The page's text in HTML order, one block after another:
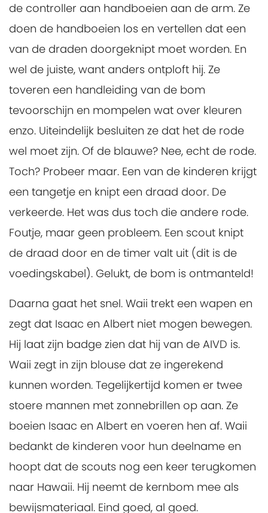
de controller aan handboeien aan de arm. Ze
doen de handboeien los en vertellen dat een
van de draden doorgeknipt moet worden. En
wel de juiste, want anders ontploft hij. Ze
toveren een handleiding van de bom
tevoorschijn en mompelen wat over kleuren
enzo. Uiteindelijk besluiten ze dat het de rode
wel moet zijn. Of de blauwe? Nee, echt de rode.
Toch? Probeer maar. Een van de kinderen krijgt
een tangetje en knipt een draad door. De
verkeerde. Het was dus toch die andere rode.
Foutje, maar geen probleem. Een scout knipt
de draad door en de timer valt uit (dit is de
voedingskabel). Gelukt, de bom is ontmanteld!
Daarna gaat het snel. Waii trekt een wapen en
zegt dat Isaac en Albert niet mogen bewegen.
Hij laat zijn badge zien dat hij van de AIVD is.
Waii zegt in zijn blouse dat ze ingerekend
kunnen worden. Tegelijkertijd komen er twee
stoere mannen met zonnebrillen op aan. Ze
boeien Isaac en Albert en voeren hen af. Waii
bedankt de kinderen voor hun deelname en
hoopt dat de scouts nog een keer terugkomen
naar Hawaii. Hij neemt de kernbom mee als
bewijsmateriaal. Eind goed, al goed.